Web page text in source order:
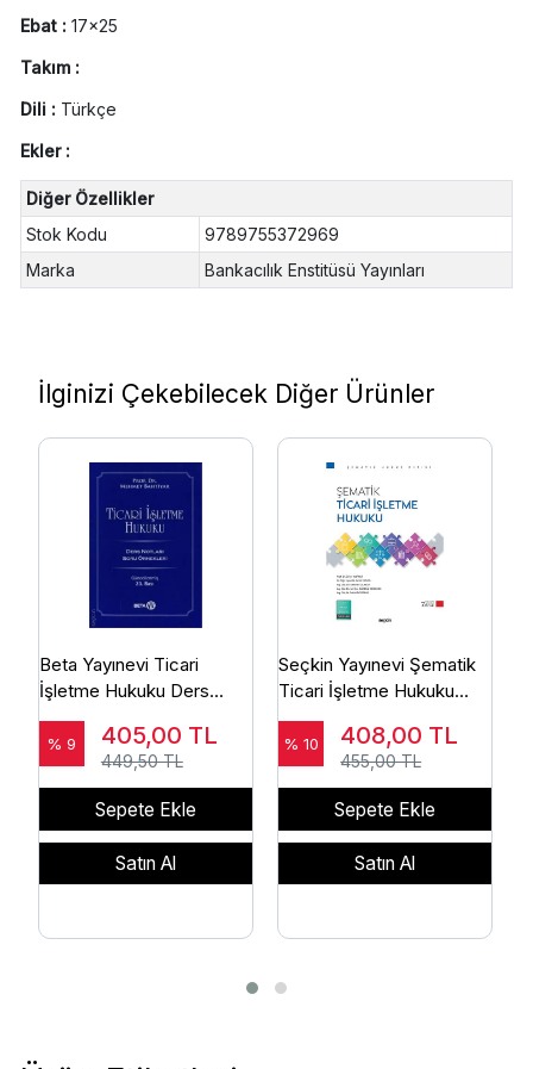
Ebat : 17x25
Takım :
Dili : Türkçe
Ekler :
Diğer Özellikler
Stok Kodu
9789755372969
Marka
Bankacılık Enstitüsü Yayınları
İlginizi Çekebilecek Diğer Ürünler
Beta Yayınevi Ticari
İşletme Hukuku Ders
Notları (Mehmet Bahtiyar)
% 9 405,00 TL
449,50 TL
Sepete Ekle
Satın Al
Seçkin Yayınevi Şematik
Ticari İşletme Hukuku
(Ömer Korkut)
% 10 408,00 TL
455,00 TL
Sepete Ekle
Satın Al